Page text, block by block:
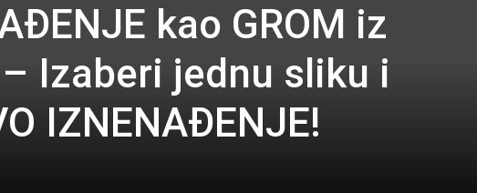
kao GROM iz
– Izaberi jednu sliku i
IZNENAĐENJE!